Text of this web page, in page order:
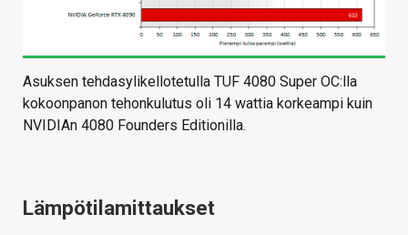
Asuksen tehdasylikellotetulla TUF 4080 Super OC:lla
kokoonpanon tehonkulutus oli 14 wattia korkeampi kuin
NVIDIAn 4080 Founders Editionilla.
Lämpötilamittaukset